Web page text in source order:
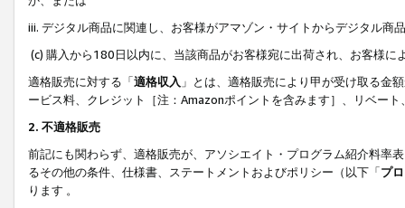
iii. デジタル商品に関連し、お客様がアマゾン・サイトからデジタル
(c) 購入から180日以内に、当該商品がお客様宛に出荷され、お客様
適格販売に対する「適格収入 」とは、適格販売により甲が受け取る金
ービス料、クレジット［注：Amazonポイントを含みます］、リベー
2. 不適格販売
前記にも関わらず、適格販売が、アソシエイト・プログラム紹介料率
るその他の条件、仕様書、ステートメントおよびポリシー（以下「プ
ります 。